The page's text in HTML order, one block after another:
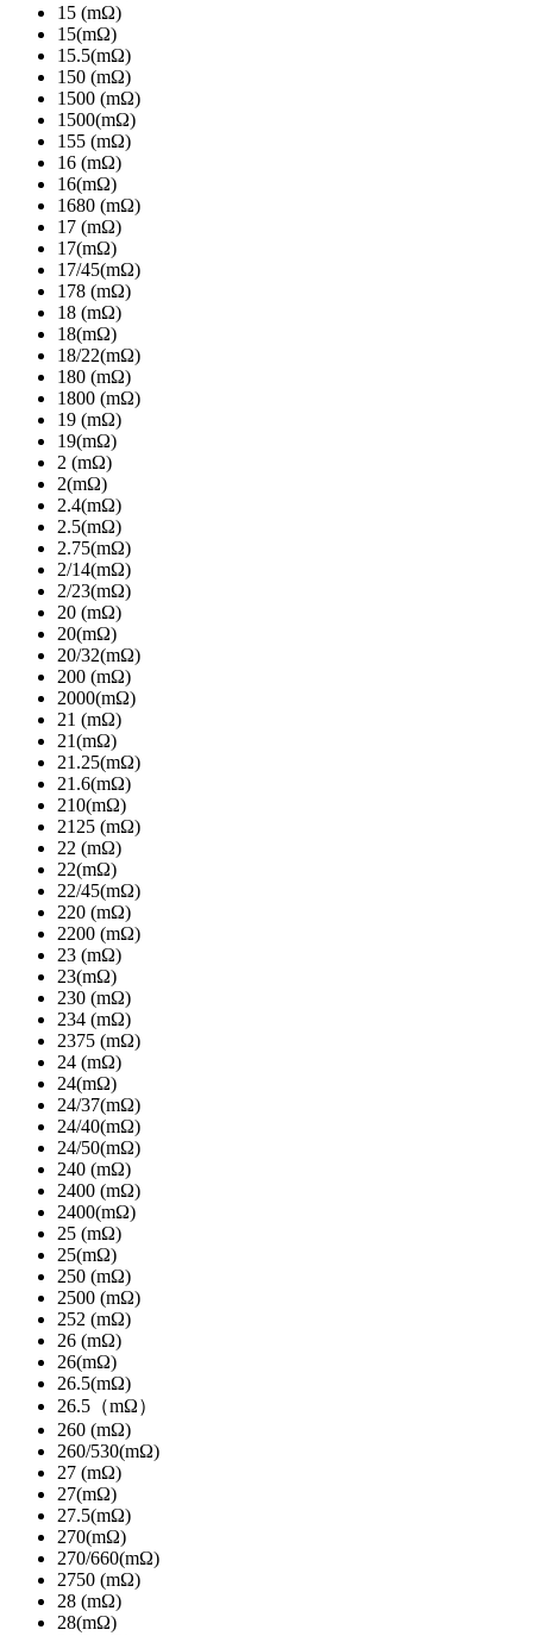
15 (mΩ)
15(mΩ)
15.5(mΩ)
150 (mΩ)
1500 (mΩ)
1500(mΩ)
155 (mΩ)
16 (mΩ)
16(mΩ)
1680 (mΩ)
17 (mΩ)
17(mΩ)
17/45(mΩ)
178 (mΩ)
18 (mΩ)
18(mΩ)
18/22(mΩ)
180 (mΩ)
1800 (mΩ)
19 (mΩ)
19(mΩ)
2 (mΩ)
2(mΩ)
2.4(mΩ)
2.5(mΩ)
2.75(mΩ)
2/14(mΩ)
2/23(mΩ)
20 (mΩ)
20(mΩ)
20/32(mΩ)
200 (mΩ)
2000(mΩ)
21 (mΩ)
21(mΩ)
21.25(mΩ)
21.6(mΩ)
210(mΩ)
2125 (mΩ)
22 (mΩ)
22(mΩ)
22/45(mΩ)
220 (mΩ)
2200 (mΩ)
23 (mΩ)
23(mΩ)
230 (mΩ)
234 (mΩ)
2375 (mΩ)
24 (mΩ)
24(mΩ)
24/37(mΩ)
24/40(mΩ)
24/50(mΩ)
240 (mΩ)
2400 (mΩ)
2400(mΩ)
25 (mΩ)
25(mΩ)
250 (mΩ)
2500 (mΩ)
252 (mΩ)
26 (mΩ)
26(mΩ)
26.5(mΩ)
26.5（mΩ）
260 (mΩ)
260/530(mΩ)
27 (mΩ)
27(mΩ)
27.5(mΩ)
270(mΩ)
270/660(mΩ)
2750 (mΩ)
28 (mΩ)
28(mΩ)